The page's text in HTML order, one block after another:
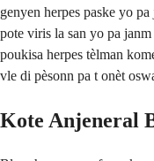
genyen herpes paske yo
pote viris la san yo pa
poukisa herpes tèlman
vle di pèsonn pa t onèt
Kote Anjeneral